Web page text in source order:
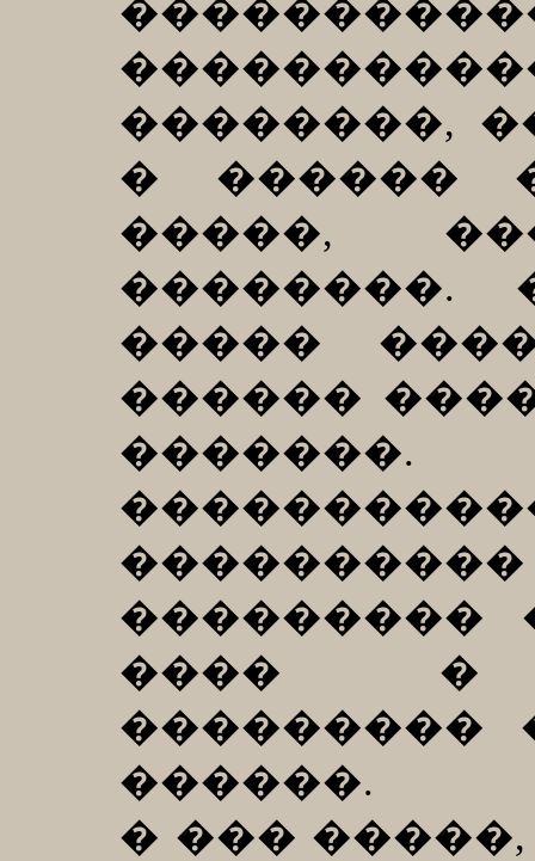
��������,
� ������
�����,
��������.
�����
������
���������
���� �
���������
������.
� ���